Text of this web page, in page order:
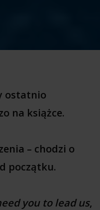
ostatnio
na książce.
– chodzi o
początku.
you to lead us,